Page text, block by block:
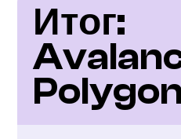
Итог: